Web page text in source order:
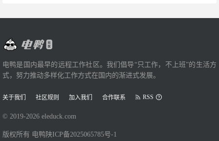
电鸭是国内最早的远程工作社区。我们倡导“只工作，不上班”的生活方
式，努力推动多样化工作方式在国内的渐进式发展。
关于我们 社区规则 加入我们 合作联系 RSS
© 2019-2026 eleduck.com
版权所有 电鸭 陕ICP备2025065785号-1